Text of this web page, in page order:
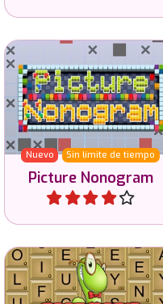
Nuevo Sin límite de tiempo
Picture Nonogram
Resuelve los puzzles de
Nonogramas y revela la
imagen en color.
Jugar
Juego clásico de palabras